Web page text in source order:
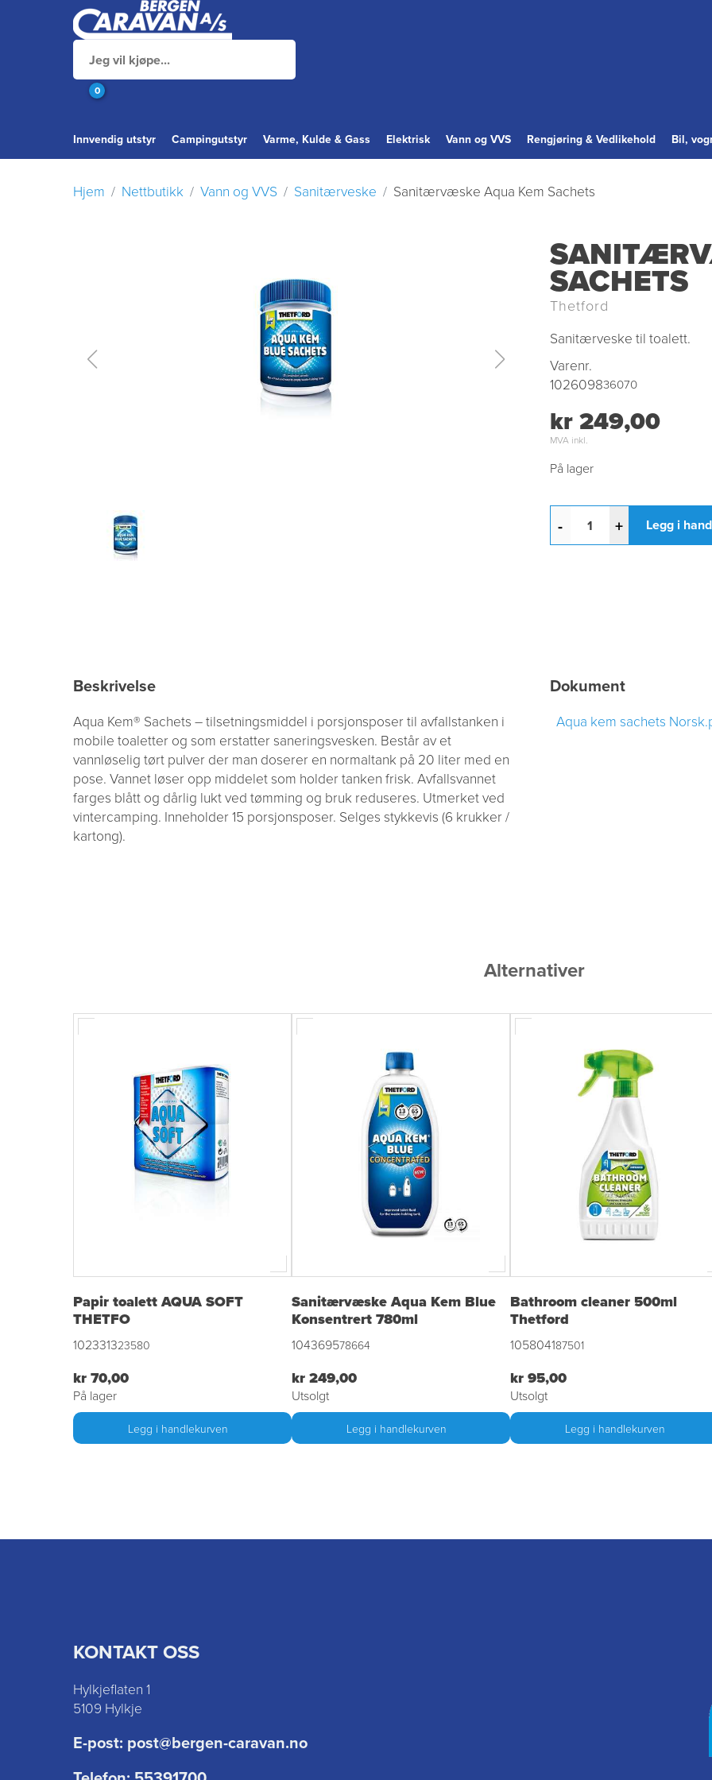
0
Innvendig utstyr Campingutstyr Varme, Kulde & Gass Elektrisk Vann og VVS Rengjøring & Vedlikehold Bil,
Hjem Nettbutikk Vann og VVS Sanitærveske Sanitærvæske Aqua Kem Sachets
SACHETS
Thetford
Sanitærveske til toalett.
Varenr.
102609836070
kr 249,00
MVA inkl.
På lager
- + Legg i
Beskrivelse
Aqua Kem® Sachets – tilsetningsmiddel i porsjonsposer til avfallstanken i
mobile toaletter og som erstatter saneringsvesken. Består av et
vannløselig tørt pulver der man doserer en normaltank på 20 liter med en
pose. Vannet løser opp middelet som holder tanken frisk. Avfallsvannet
farges blått og dårlig lukt ved tømming og bruk reduseres. Utmerket ved
vintercamping. Inneholder 15 porsjonsposer. Selges stykkevis (6 krukker /
kartong).
Dokument
Aqua kem sachets
Alternativer
Papir toalett AQUA SOFT
THETFO
102331323580
kr 70,00
På lager
Legg i handlekurven
Sanitærvæske Aqua Kem Blue
Konsentrert 780ml
104369578664
kr 249,00
Utsolgt
Legg i handlekurven
Bathroom cleaner 500ml
Thetford
105804187501
kr 95,00
Utsolgt
Legg i handlekurven
KONTAKT OSS
Hylkjeflaten 1
5109 Hylkje
E-post: post@bergen-caravan.no